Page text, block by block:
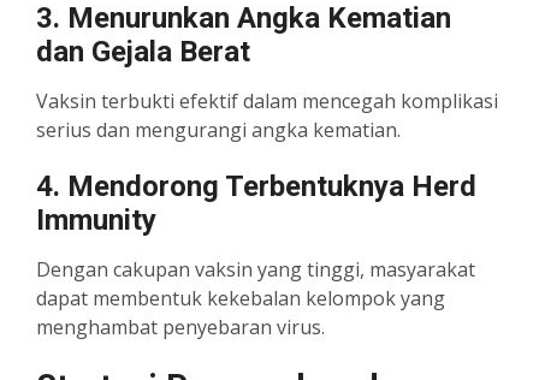
3. Menurunkan Angka Kematian
dan Gejala Berat
Vaksin terbukti efektif dalam mencegah komplikasi
serius dan mengurangi angka kematian.
4. Mendorong Terbentuknya Herd
Immunity
Dengan cakupan vaksin yang tinggi, masyarakat
dapat membentuk kekebalan kelompok yang
menghambat penyebaran virus.